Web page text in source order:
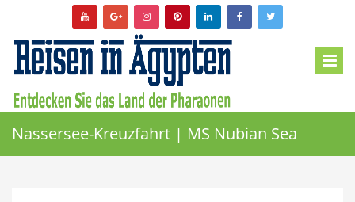
Nassersee-Kreuzfahrt | MS Nubian Sea